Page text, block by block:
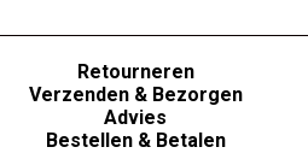
Retourneren
Verzenden & Bezorgen
Advies
Bestellen & Betalen